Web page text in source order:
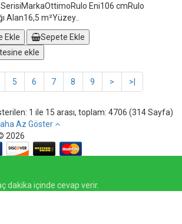
Eni106 cmRulo
Alan16,5 m²Yüzey..
Ekle
Sepete Ekle
ekle
5 6 7 8 9 > >|
1 ile 15 arası, toplam: 4706 (314 Sayfa)
Az Göster
2026
dakika içinde cevap verir.